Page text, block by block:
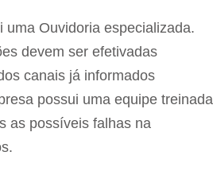
uma Ouvidoria especializada.
devem ser efetivadas
canais já informados
possui uma equipe treinada
as possíveis falhas na